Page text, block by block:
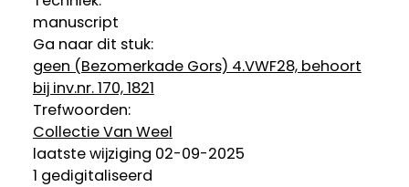
manuscript
Ga naar dit stuk:
geen (Bezomerkade Gors) 4.VWF28, behoort
bij inv.nr. 170, 1821
Trefwoorden:
Collectie Van Weel
laatste wijziging 02-09-2025
1 gedigitaliseerd